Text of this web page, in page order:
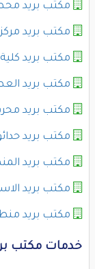
مكتب بريد
مكتب بريد
مكتب بريد
مكتب بريد
مكتب بريد
مكتب بريد
مكتب بريد
مكتب بريد
مكتب بريد
خدمات مكتب